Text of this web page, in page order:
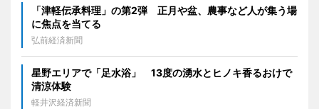
「津軽伝承料理」の第2弾 正月や盆、農事など人が集う場
に焦点を当てる
弘前経済新聞
星野エリアで「足水浴」 13度の湧水とヒノキ香るおけで
清涼体験
軽井沢経済新聞